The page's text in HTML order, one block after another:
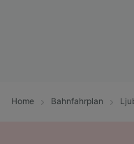
Home Bahnfahrplan